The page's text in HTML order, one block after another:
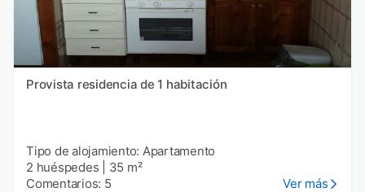
Provista residencia de 1 habitación
Tipo de alojamiento: Apartamento
2 huéspedes
35 m²
Comentarios: 5
Ver más